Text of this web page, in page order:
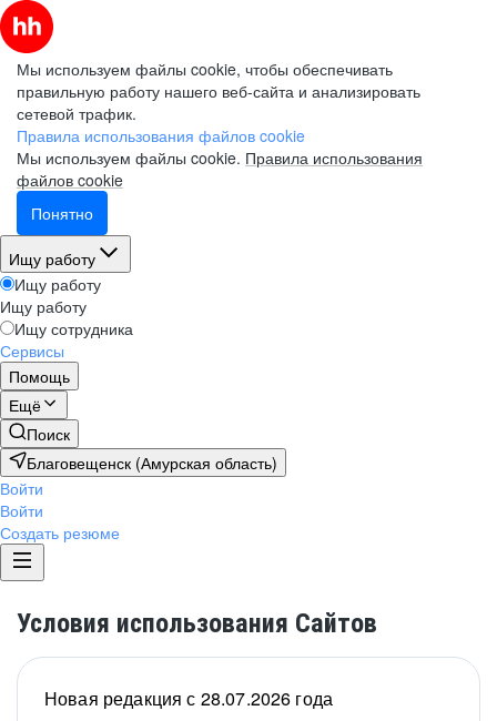
Мы используем файлы cookie, чтобы обеспечивать
правильную работу нашего веб-сайта и анализировать
сетевой трафик.
Правила использования файлов cookie
Мы используем файлы cookie. Правила использования
файлов cookie
Понятно
Ищу работу
Ищу работу
Ищу работу
Ищу сотрудника
Сервисы
Помощь
Ещё
Поиск
Благовещенск (Амурская область)
Войти
Войти
Создать резюме
Условия использования Сайтов
Новая редакция с 28.07.2026 года